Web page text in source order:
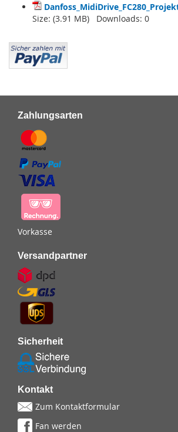
Size: (3.91 MB) Downloads: 0
Zahlungsarten
Vorkasse
Versandpartner
Sicherheit
Kontakt
Zum Kontaktformular
Fan werden